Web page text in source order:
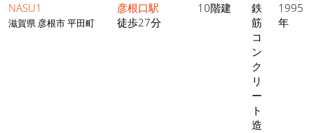
NASU1
滋賀県 彦根市 平田町
彦根口駅
徒歩27分
10階建
鉄
筋
コ
ン
ク
リ
ー
ト
造
1995
年